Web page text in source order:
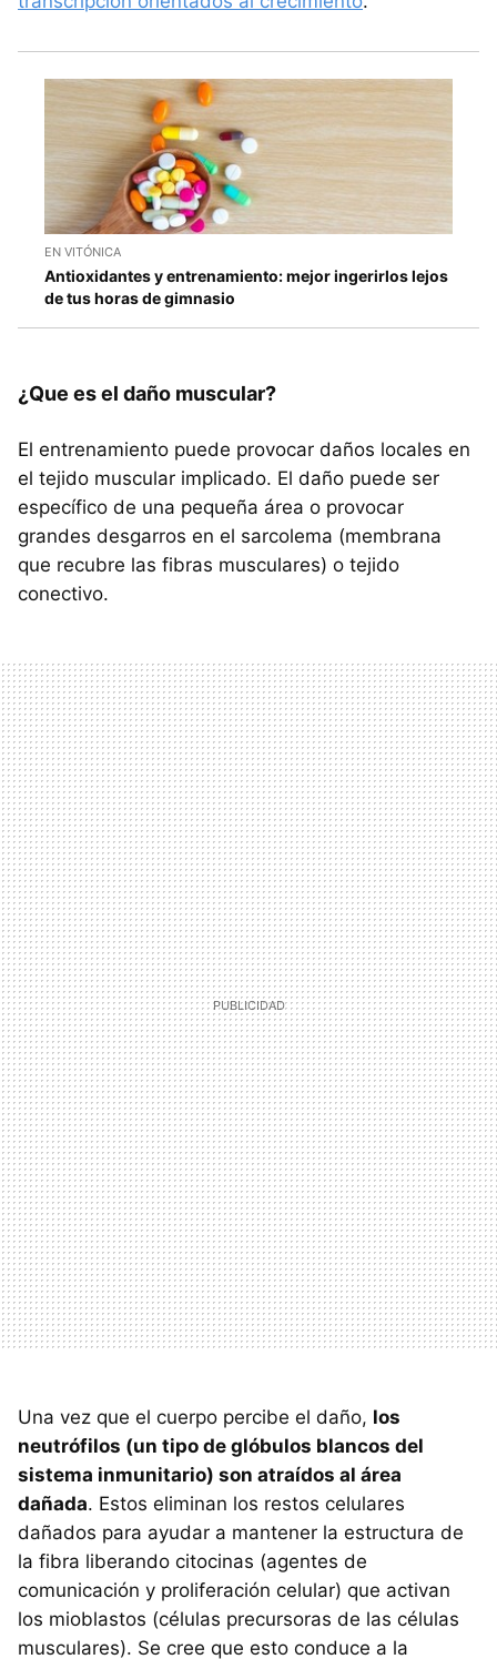
EN VITÓNICA
Antioxidantes y entrenamiento: mejor ingerirlos lejos
de tus horas de gimnasio
¿Que es el daño muscular?
El entrenamiento puede provocar daños locales en
el tejido muscular implicado. El daño puede ser
específico de una pequeña área o provocar
grandes desgarros en el sarcolema (membrana
que recubre las fibras musculares) o tejido
conectivo.
Una vez que el cuerpo percibe el daño, los
neutrófilos (un tipo de glóbulos blancos del
sistema inmunitario) son atraídos al área
dañada. Estos eliminan los restos celulares
dañados para ayudar a mantener la estructura de
la fibra liberando citocinas (agentes de
comunicación y proliferación celular) que activan
los mioblastos (células precursoras de las células
musculares). Se cree que esto conduce a la